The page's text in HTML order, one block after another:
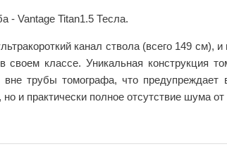
- Vantage Titan1.5 Тесла.
канал ствола (всего 149 см),
классе. Уникальная конструкция
трубы томографа, что
и практически полное отсутствие шума